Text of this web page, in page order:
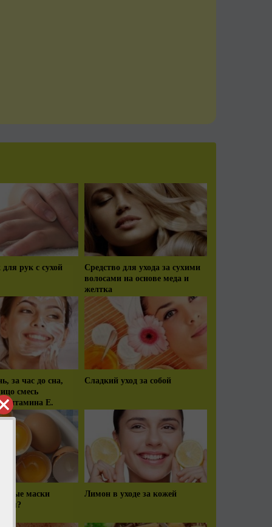
рук с сухой
Средство для ухода за сухими
волосами на основе меда и
желтка
за час до сна,
смесь
витамина Е.
Сладкий уход за собой
маски
Лимон в уходе за кожей